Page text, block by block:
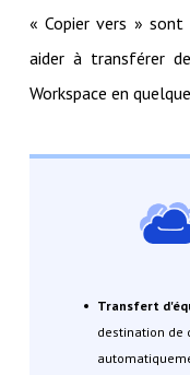
« Copier vers »
aider à transférer
Workspace en
Transfert
destination de